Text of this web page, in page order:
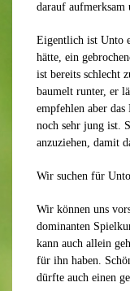
darauf
Eigentlich ist Unto
hätte, ein
ist bereits schlecht
baumelt runter, er
empfehlen aber
noch sehr jung ist.
anzuziehen, damit
Wir suchen für
Wir können uns
dominanten
kann auch allein
für ihn haben.
dürfte auch einen